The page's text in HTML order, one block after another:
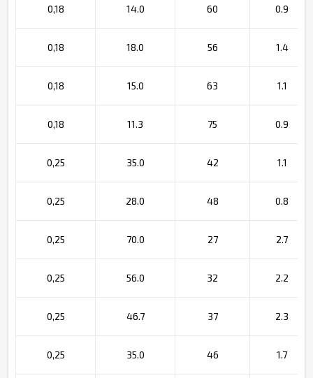
0,18 14.0 60 0.9
0,18 18.0 56 1.4
0,18 15.0 63 1.1
0,18 11.3 75 0.9
0,25 35.0 42 1.1
0,25 28.0 48 0.8
0,25 70.0 27 2.7
0,25 56.0 32 2.2
0,25 46.7 37 2.3
0,25 35.0 46 1.7